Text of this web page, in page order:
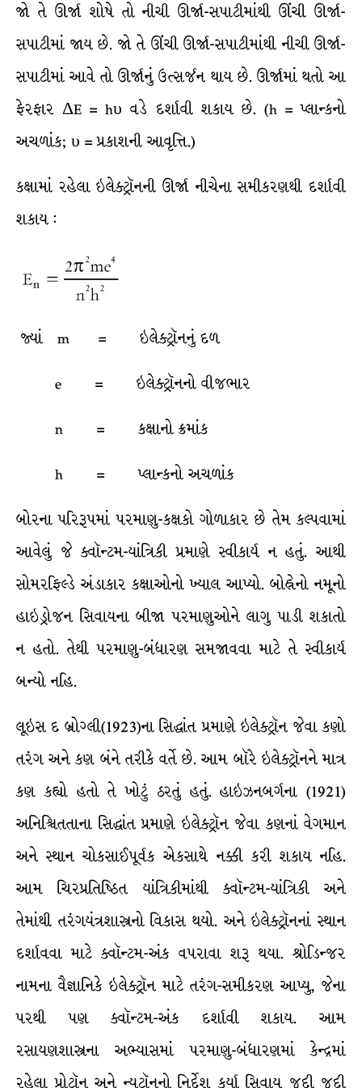
જો તે ઊર્જા શોષે તો નીચી ઊર્જા-સપાટીમાંથી ઊંચી ઊર્જા-
સપાટીમાં જાય છે. જો તે ઊંચી ઊર્જા-સપાટીમાંથી નીચી ઊર્જા-
સપાટીમાં આવે તો ઊર્જાનું ઉત્સર્જન થાય છે. ઊર્જામાં થતો આ
ફેરફાર ΔE = hυ વડે દર્શાવી શકાય છે. (h = પ્લાન્કનો
અચળાંક; υ = પ્રકાશની આવૃત્તિ.)
કક્ષામાં રહેલા ઇલેક્ટ્રૉનની ઊર્જા નીચેના સમીકરણથી દર્શાવી
શકાય :
જ્યાં m = ઇલેક્ટ્રૉનનું દળ
e = ઇલેક્ટ્રૉનનો વીજભાર
n = કક્ષાનો ક્રમાંક
h = પ્લાન્કનો અચળાંક
બોરના પરિરૂપમાં પરમાણુ-કક્ષકો ગોળાકાર છે તેમ કલ્પવામાં
આવેલું જે ક્વૉન્ટમ-યાંત્રિકી પ્રમાણે સ્વીકાર્ય ન હતું. આથી
સોમરફિલ્ડે અંડાકાર કક્ષાઓનો ખ્યાલ આપ્યો. બોહ્રેનો નમૂનો
હાઇડ્રોજન સિવાયના બીજા પરમાણુઓને લાગુ પાડી શકાતો
ન હતો. તેથી પરમાણુ-બંધારણ સમજાવવા માટે તે સ્વીકાર્ય
બન્યો નહિ.
લૂઇસ દ બ્રોગ્લી(1923)ના સિદ્ધાંત પ્રમાણે ઇલેક્ટ્રૉન જેવા કણો
તરંગ અને કણ બંને તરીકે વર્તે છે. આમ બૉરે ઇલેક્ટ્રૉનને માત્ર
કણ કહ્યો હતો તે ખોટું ઠરતું હતું. હાઇઝનબર્ગના (1921)
અનિશ્ચિતતાના સિદ્ધાંત પ્રમાણે ઇલેક્ટ્રૉન જેવા કણનાં વેગમાન
અને સ્થાન ચોકસાઈપૂર્વક એકસાથે નક્કી કરી શકાય નહિ.
આમ ચિરપ્રતિષ્ઠિત યાંત્રિકીમાંથી ક્વૉન્ટમ-યાંત્રિકી અને
તેમાંથી તરંગયંત્રશાસ્ત્રનો વિકાસ થયો. અને ઇલેક્ટ્રૉનનાં સ્થાન
દર્શાવવા માટે ક્વૉન્ટમ-અંક વપરાવા શરૂ થયા. શ્રોડિન્જર
નામના વૈજ્ઞાનિકે ઇલેક્ટ્રૉન માટે તરંગ-સમીકરણ આપ્યુ, જેના
પરથી પણ ક્વૉન્ટમ-અંક દર્શાવી શકાય. આમ
રસાયણશાસ્ત્રના અભ્યાસમાં પરમાણુ-બંધારણમાં કેન્દ્રમાં
રહેલા પ્રોટૉન અને ન્યૂટ્રૉનનો નિર્દેશ કર્યા સિવાય જુદી જુદી